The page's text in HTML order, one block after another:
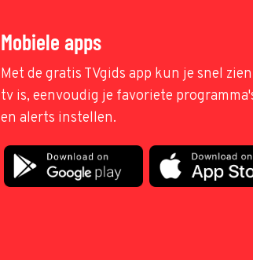
Mobiele apps
Met de gratis TVgids app kun je snel
tv is, eenvoudig je favoriete
en alerts instellen.